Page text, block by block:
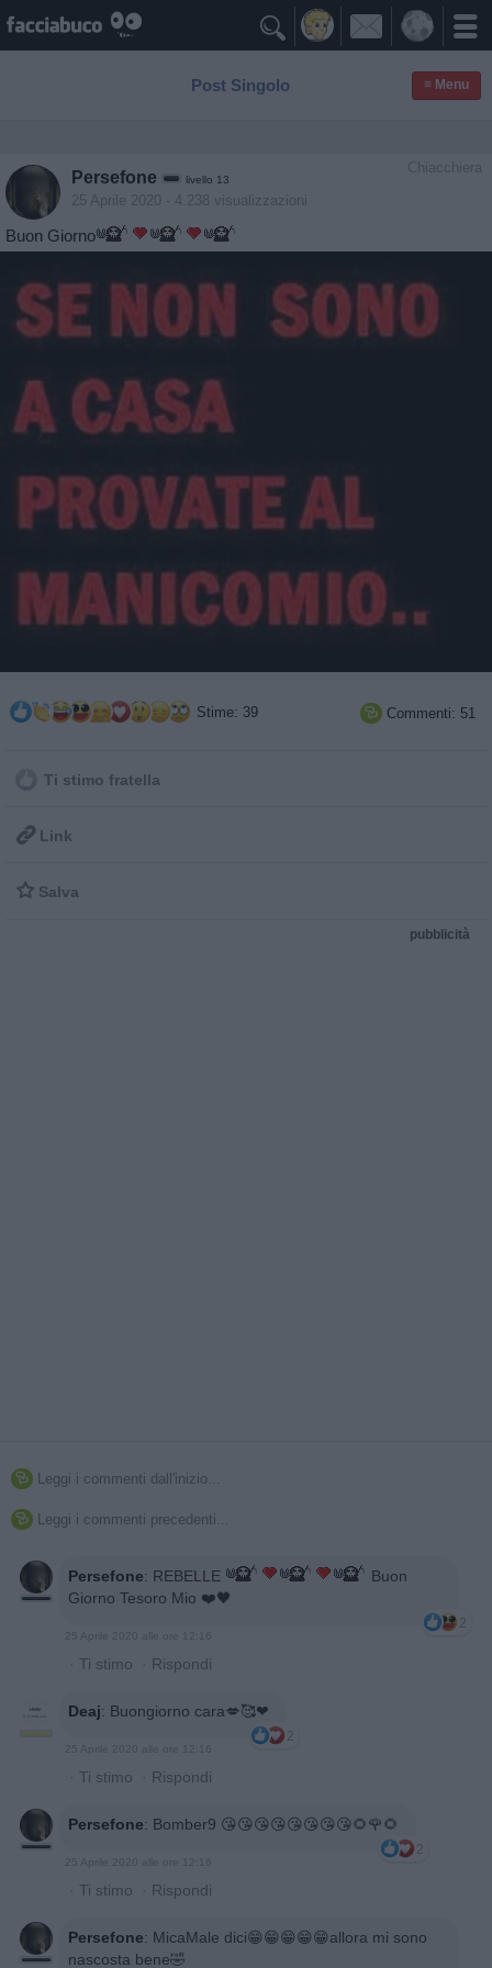

Post Singolo ≡ Menu
Chiacchiera
Persefone livello 13
25 Aprile 2020 - 4.238 visualizzazioni
Buon Giorno
Stime: 39  Commenti: 51
Ti stimo fratella
 Link
 Salva
pubblicità
 Leggi i commenti dall'inizio...
 Leggi i commenti precedenti...
Persefone: REBELLE
Buon
Giorno Tesoro Mio ❤️🖤
2
25 Aprile 2020 alle ore 12:16
· Ti stimo · Rispondi
Deaj: Buongiorno cara💋🥰❤
2
25 Aprile 2020 alle ore 12:16
· Ti stimo · Rispondi
Persefone: Bomber9 😘😘😘😘😘😘😘😘🌻🌹🌻
2
25 Aprile 2020 alle ore 12:16
· Ti stimo · Rispondi
Persefone: MicaMale dici😁😁😁😁😁allora mi sono
nascosta bene🤣